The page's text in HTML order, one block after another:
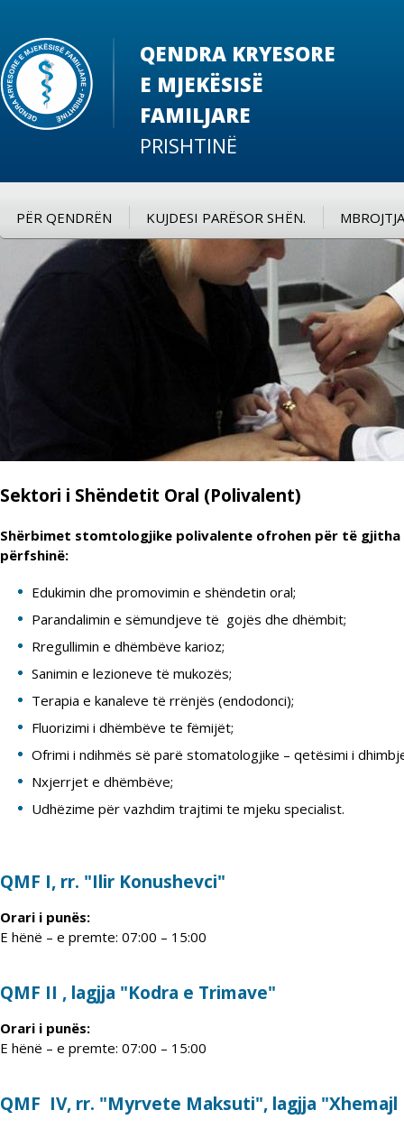
QENDRA KRYESORE
E MJEKËSISË
FAMILJARE
PRISHTINË
PËR QENDRËN KUJDESI PARËSOR SHËN.
Sektori i Shëndetit Oral (Polivalent)
Shërbimet stomtologjike polivalente ofrohen për të gjitha
përfshinë:
Edukimin dhe promovimin e shëndetin oral;
Parandalimin e sëmundjeve të gojës dhe dhëmbit;
Rregullimin e dhëmbëve karioz;
Sanimin e lezioneve të mukozës;
Terapia e kanaleve të rrënjës (endodonci);
Fluorizimi i dhëmbëve te fëmijët;
Ofrimi i ndihmës së parë stomatologjike – qetësimi i
Nxjerrjet e dhëmbëve;
Udhëzime për vazhdim trajtimi te mjeku specialist.
QMF I, rr. "Ilir Konushevci"
Orari i punës:
E hënë – e premte: 07:00 – 15:00
QMF II , lagjja "Kodra e Trimave"
Orari i punës:
E hënë – e premte: 07:00 – 15:00
QMF IV, rr. "Myrvete Maksuti", lagjja "Xhemajl